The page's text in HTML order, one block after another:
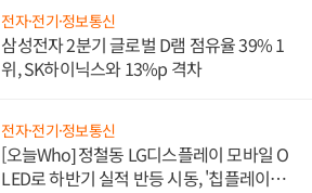
전자·전기·정보통신
삼성전자 2분기 글로벌 D램 점유율 39% 1
위, SK하이닉스와 13%p 격차
전자·전기·정보통신
[오늘Who] 정철동 LG디스플레이 모바일 O
LED로 하반기 실적 반등 시동, '칩플레이